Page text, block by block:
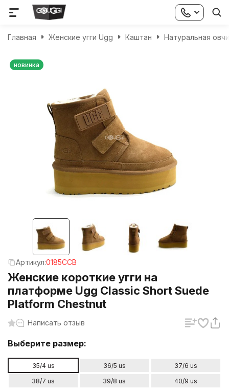
Главная Женские угги Ugg Каштан Натуральная
новинка
Артикул:0185CCB
Женские короткие угги на
платформе Ugg Classic Short Suede
Platform Chestnut
Написать отзыв
Выберите размер:
35/4 us 36/5 us
37/6 us
38/7 us
39/8 us 40/9 us